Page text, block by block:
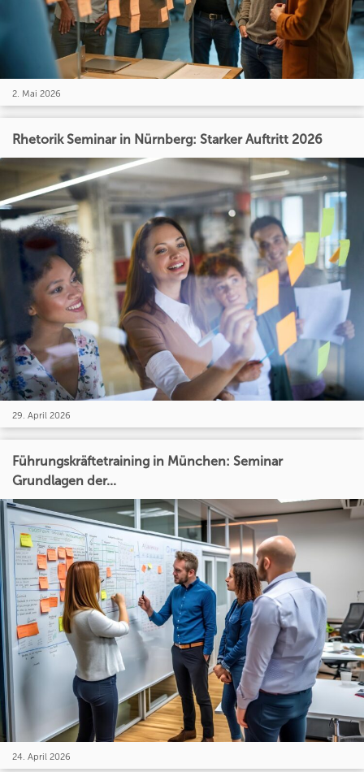
2. Mai 2026
Rhetorik Seminar in Nürnberg: Starker Auftritt 2026
29. April 2026
Führungskräftetraining in München: Seminar
Grundlagen der...
24. April 2026